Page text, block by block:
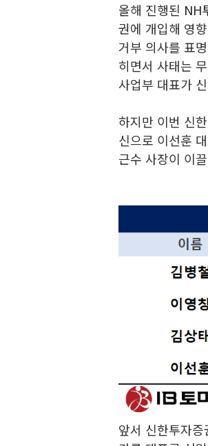
올해 진행된 NH
권에 개입해 영
거부 의사를 표
히면서 사태는
사업부 대표가
하지만 이번 신
신으로 이선훈
근수 사장이 이
앞서 신한투자